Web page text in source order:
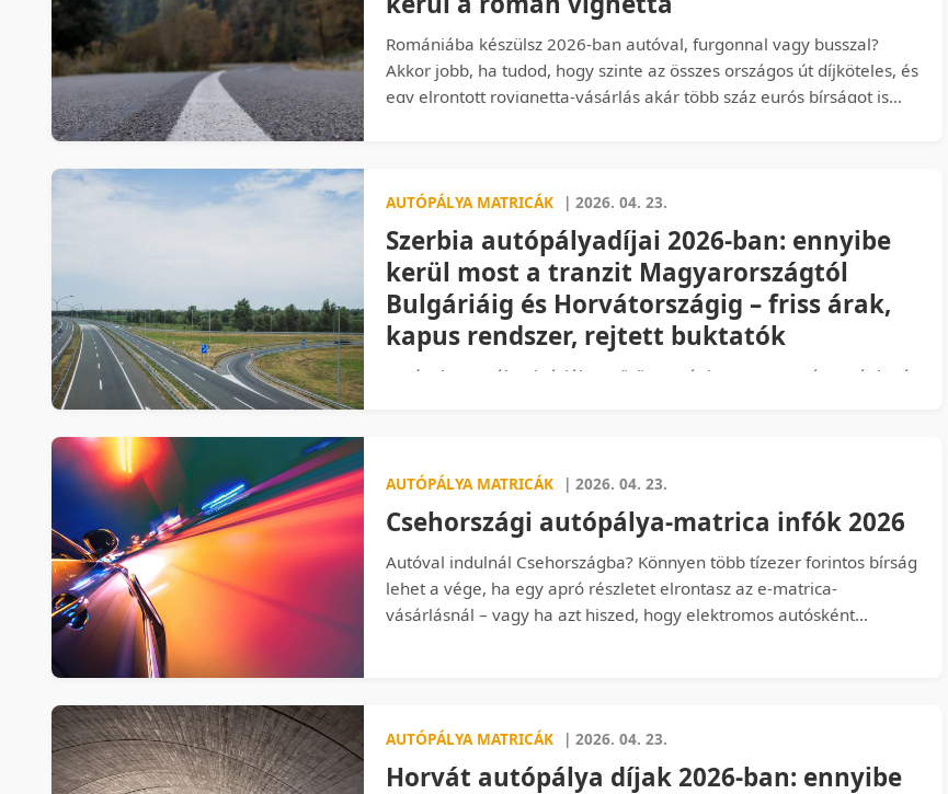
Romániába készülsz 2026-ban autóval, furgonnal vagy busszal?
Akkor jobb, ha tudod, hogy szinte az összes országos út díjköteles, és
egy elrontott rovignetta-vásárlás akár több száz eurós bírságot is
legkevesebbet fizeted, persze teljesen szabályosan.
AUTÓPÁLYA MATRICÁK | 2026. 04. 23.
Szerbia autópályadíjai 2026-ban: ennyibe
kerül most a tranzit Magyarországtól
Bulgáriáig és Horvátországig – friss árak,
kapus rendszer, rejtett buktatók
Autóval mennél Bulgáriába, Görögországba vagy Horvátországba és
érdemes fizetni, és hol bukhatod el a legtöbb pénzt feleslegesen.
AUTÓPÁLYA MATRICÁK | 2026. 04. 23.
Csehországi autópálya-matrica infók 2026
Autóval indulnál Csehországba? Könnyen több tízezer forintos bírság
lehet a vége, ha egy apró részletet elrontasz az e-matrica-
vásárlásnál – vagy ha azt hiszed, hogy elektromos autósként
AUTÓPÁLYA MATRICÁK | 2026. 04. 23.
Horvát autópálya díjak 2026-ban: ennyibe